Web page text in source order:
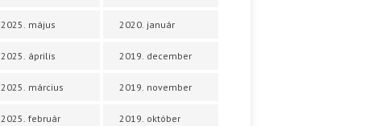
2025. május
2025. április
2025. március
2025. február
2020. január
2019. december
2019. november
2019. október